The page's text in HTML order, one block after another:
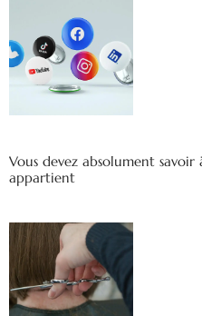
Vous devez absolument
appartient